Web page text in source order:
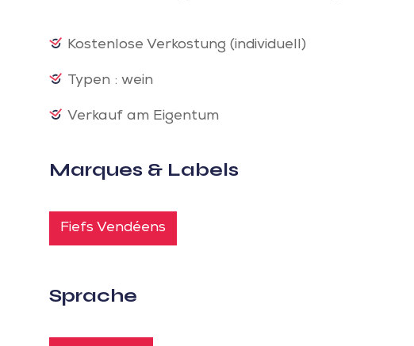
Kostenlose Verkostung (individuell)
Typen : wein
Verkauf am Eigentum
Marques & Labels
Fiefs Vendéens
Sprache